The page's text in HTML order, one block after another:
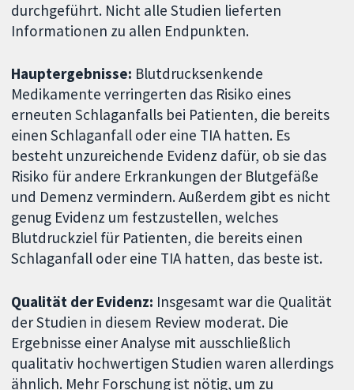
durchgeführt. Nicht alle Studien lieferten
Informationen zu allen Endpunkten.
Hauptergebnisse: Blutdrucksenkende
Medikamente verringerten das Risiko eines
erneuten Schlaganfalls bei Patienten, die bereits
einen Schlaganfall oder eine TIA hatten. Es
besteht unzureichende Evidenz dafür, ob sie das
Risiko für andere Erkrankungen der Blutgefäße
und Demenz vermindern. Außerdem gibt es nicht
genug Evidenz um festzustellen, welches
Blutdruckziel für Patienten, die bereits einen
Schlaganfall oder eine TIA hatten, das beste ist.
Qualität der Evidenz: Insgesamt war die Qualität
der Studien in diesem Review moderat. Die
Ergebnisse einer Analyse mit ausschließlich
qualitativ hochwertigen Studien waren allerdings
ähnlich. Mehr Forschung ist nötig, um zu